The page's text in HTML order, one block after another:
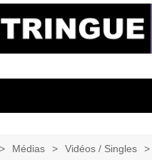
Médias
Vidéos / Singles